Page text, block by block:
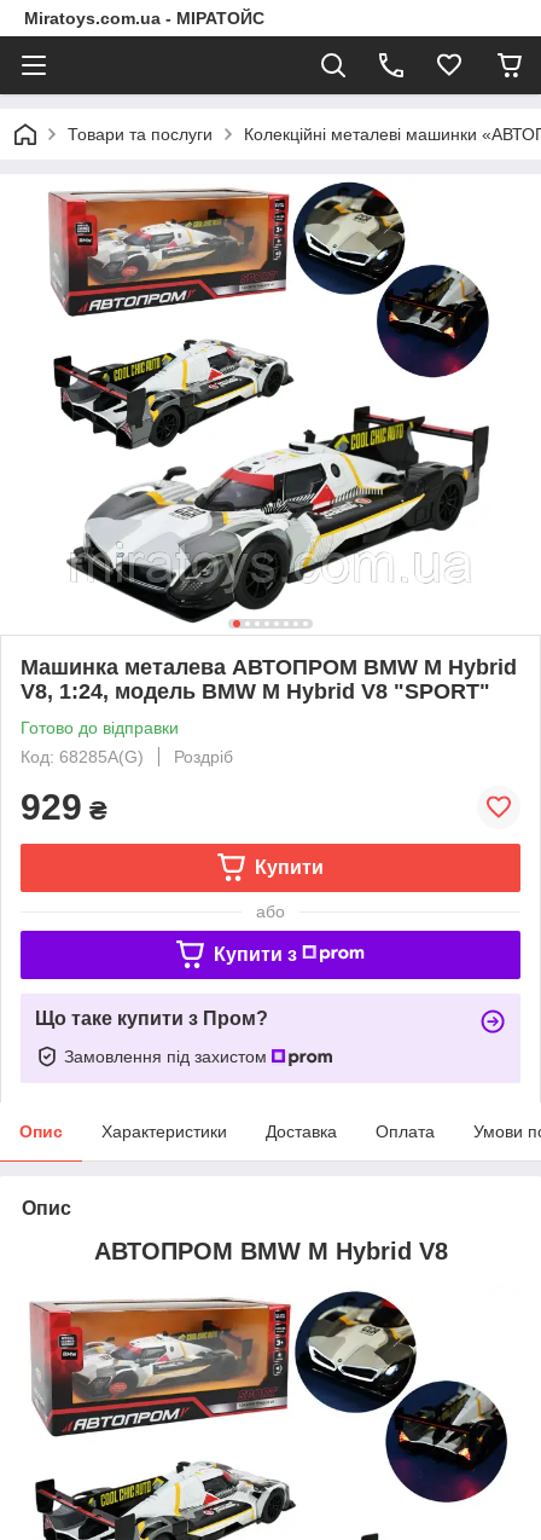
Miratoys.com.ua - МІРАТОЙС
Товари та послуги Колекційні металеві машинки
Машинка металева АВТОПРОМ BMW M Hybrid
V8, 1:24, модель BMW M Hybrid V8 "SPORT"
Готово до відправки
Код: 68285A(G)
Роздріб
929 ₴
Купити
або
Купити з
Що таке купити з Пром?
Замовлення під захистом
Опис Характеристики Доставка Оплата Умови
Опис
АВТОПРОМ BMW M Hybrid V8